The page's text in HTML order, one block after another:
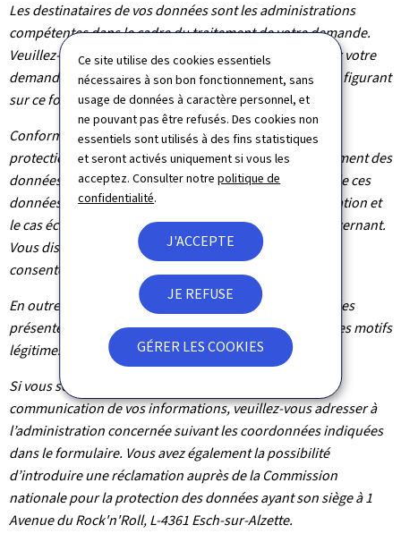
Ce site utilise des cookies essentiels
nécessaires à son bon fonctionnement, sans
usage de données à caractère personnel, et
ne pouvant pas être refusés. Des cookies non
essentiels sont utilisés à des fins statistiques
et seront activés uniquement si vous les
acceptez. Consulter notrepolitique de
confidentialité.
J'ACCEPTE
JE REFUSE
GÉRER LES COOKIES
Les destinataires de vos données sont les administrations
compétentes dans le cadre du traitement de votre demande.
Veuillez-vous adresser à l’administration concernée par votre
demande pour connaître les destinataires des données figurant
sur ce formulaire.
Conformément au règlement (UE) 2016/679 relatif à la
protection des personnes physiques à l'égard du traitement des
données à caractère personnel et à la libre circulation de ces
données, vous bénéficiez d’un droit d’accès, de rectification et
le cas échéant d’effacement des informations vous concernant.
Vous disposez également du droit de retirer votre
consentement à tout moment.
En outre et excepté le cas où le traitement de vos données
présente un caractère obligatoire, vous pouvez, pour des motifs
légitimes, vous y opposer.
Si vous souhaitez exercer ces droits et/ou obtenir
communication de vos informations, veuillez-vous adresser à
l’administration concernée suivant les coordonnées indiquées
dans le formulaire. Vous avez également la possibilité
d’introduire une réclamation auprès de la Commission
nationale pour la protection des données ayant son siège à 1
Avenue du Rock'n'Roll, L-4361 Esch-sur-Alzette.